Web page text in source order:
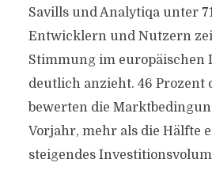
Savills und Analytiqa unter
Entwicklern und Nutzern
Stimmung im europäischen
deutlich anzieht. 46 Prozent
bewerten die
Vorjahr, mehr als die Hälfte
steigendes